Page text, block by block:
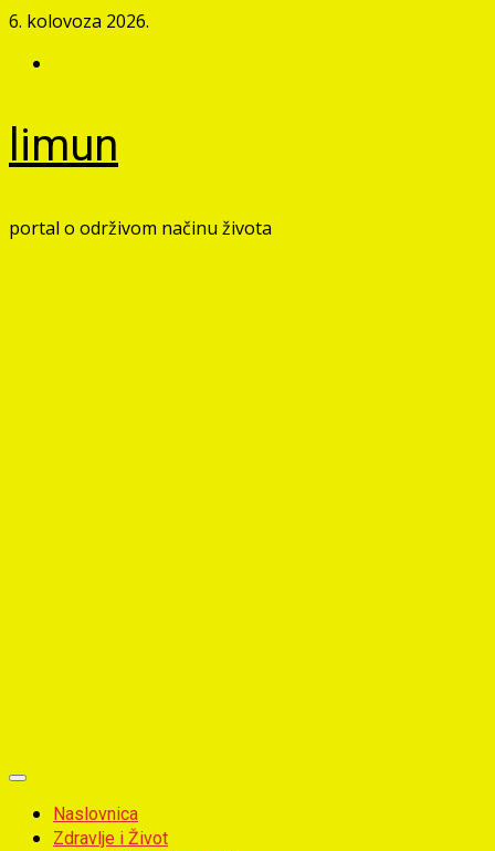
Skip
content
6. kolovoza 2026.
limun
portal o održivom načinu života
Primary
MenuNaslovnica
Zdravlje i Život